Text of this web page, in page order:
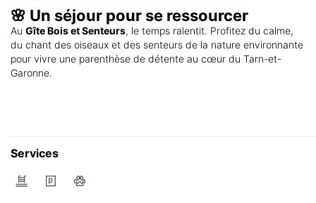
🌸 Un séjour pour se ressourcer
Au Gîte Bois et Senteurs, le temps ralentit. Profitez du calme,
du chant des oiseaux et des senteurs de la nature environnante
pour vivre une parenthèse de détente au cœur du Tarn-et-
Garonne.
Services